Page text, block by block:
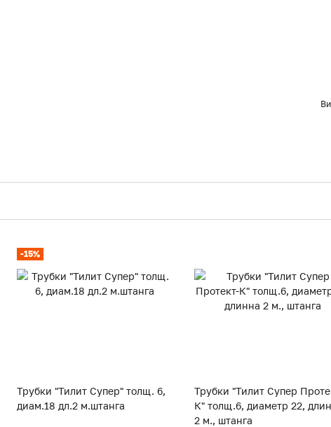
-15%
Трубки "Тилит Супер" толщ. 6,
диам.18 дл.2 м.штанга
Трубки "Тилит Супер
К" толщ.6, диаметр 22,
2 м., штанга